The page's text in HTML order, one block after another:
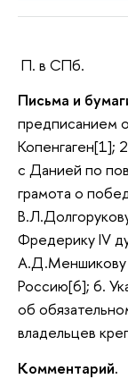
П. в СПб.
Письма и
предписанием
Копенгаген[1];
с Данией по
грамота о
Фредерику IV
А.Д.Меншикову
Россию[6]; 6.
об
владельцев
Комментарий.